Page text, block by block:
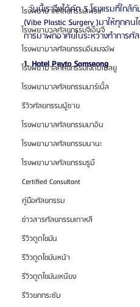
โรงพยาบาลศัลยกรรมเฟรช
โรงพยาบาลศัลยกรรมจีเอ็นจี
โรงพยาบาลศัลยกรรมอิมเมจอัพ
โรงพยาบาลศัลยกรรมเจดับเบิลยู
โรงพยาบาลศัลยกรรมมาร์เบิ้ล
รีวิวศัลยกรรมผู้ชาย
โรงพยาบาลศัลยกรรมมาอิน
โรงพยาบาลศัลยกรรมนานะ
โรงพยาบาลศัลยกรรมรูบี
Certified Consultant
คู่มือศัลยกรรม
ข่าวสารศัลยกรรมเกาหลี
รีวิวดูดไขมัน
รีวิวดูดไขมันหน้า
รีวิวดูดไขมันเหนียง
รีวิวยกกระชับ
  วันนี้เราจึงได้คัด 5 โรงแรมที่ใกล้กับโรงพยาบาลศัลยกรรมไวบ์
(Vibe Plastic Surgery )มาให้ทุกคน
การมาพักอาศัยในระหว่างทำการ
1. Hotel Peyto Samseong